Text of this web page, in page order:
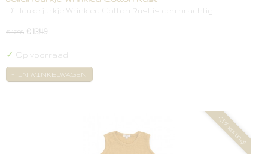
Dit leuke jurkje Wrinkled Cotton Rust is een prachtig…
€ 17,95 € 13,49
✓ Op voorraad
IN WINKELWAGEN
-25% korting!